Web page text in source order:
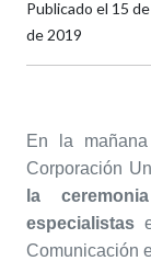
Publicado el 15
de 2019
En la
Corporación
la
especialistas
Comunicación